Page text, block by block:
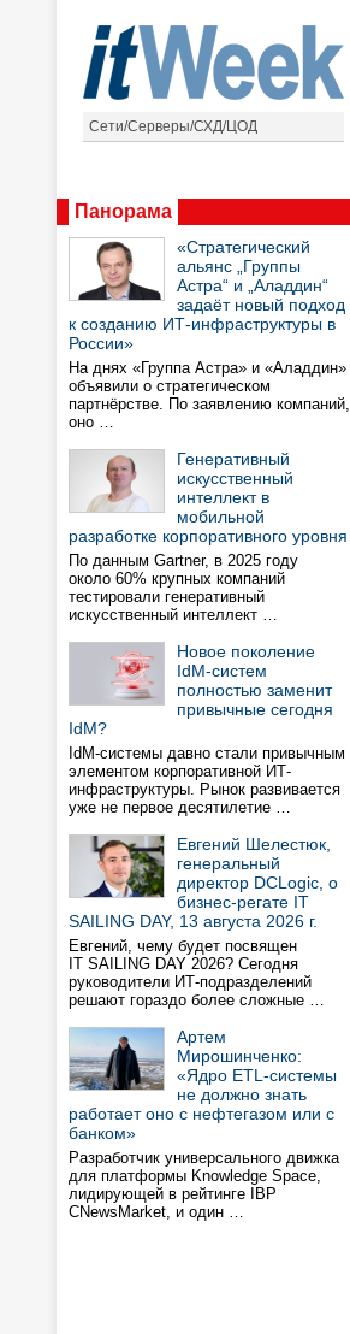
Сети/Серверы/СХД/ЦОД
Панорама
«Стратегический
альянс „Группы
Астра“ и „Аладдин“
задаёт новый подход
к созданию ИТ-инфраструктуры в
России»
На днях «Группа Астра» и «Аладдин»
объявили о стратегическом
партнёрстве. По заявлению компаний,
оно …
Генеративный
искусственный
интеллект в
мобильной
разработке корпоративного уровня
По данным Gartner, в 2025 году
около 60% крупных компаний
тестировали генеративный
искусственный интеллект …
Новое поколение
IdM-систем
полностью заменит
привычные сегодня
IdM?
IdM-системы давно стали привычным
элементом корпоративной ИТ-
инфраструктуры. Рынок развивается
уже не первое десятилетие …
Евгений Шелестюк,
генеральный
директор DCLogic, о
бизнес-регате IT
SAILING DAY, 13 августа 2026 г.
Евгений, чему будет посвящен
IT SAILING DAY 2026? Сегодня
руководители ИТ-подразделений
решают гораздо более сложные …
Артем
Мирошинченко:
«Ядро ETL-системы
не должно знать
работает оно с нефтегазом или с
банком»
Разработчик универсального движка
для платформы Knowledge Space,
лидирующей в рейтинге IBP
CNewsMarket, и один …